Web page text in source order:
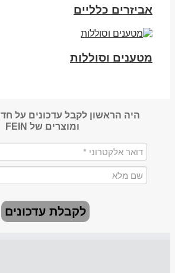
אביזרים כלליים
מטענים וסוללות
היה הראשון לקבל עדכונים על
ומוצרים של FEIN
לקבלת עדכונים